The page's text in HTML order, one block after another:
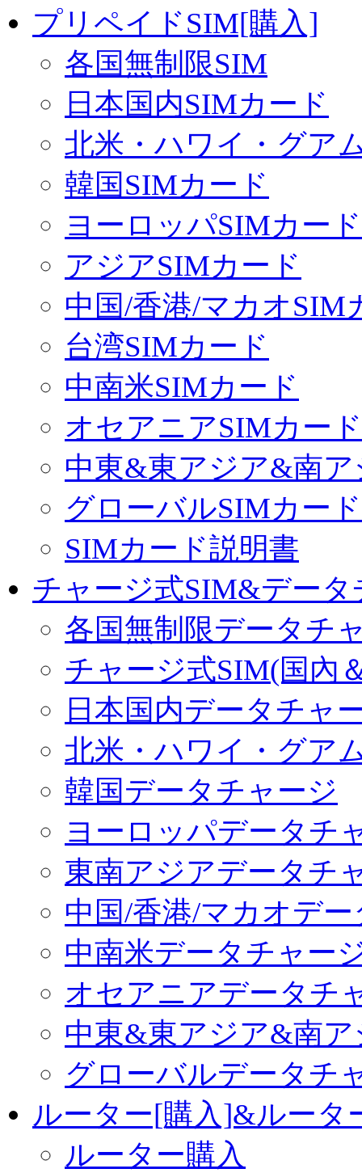
プリペイドSIM[購入]
各国無制限SIM
日本国内SIMカード
北米・ハワイ・グア
韓国SIMカード
ヨーロッパSIMカード
アジアSIMカード
中国/香港/マカオSIM
台湾SIMカード
中南米SIMカード
オセアニアSIMカード
中東&東アジア&南
グローバルSIMカード
SIMカード説明書
チャージ式SIM&デー
各国無制限データチ
チャージ式SIM(国內
日本国内データチャ
北米・ハワイ・グア
韓国データチャージ
ヨーロッパデータチ
東南アジアデータチ
中国/香港/マカオデ
中南米データチャー
オセアニアデータチ
中東&東アジア&南
グローバルデータチ
ルーター[購入]&ルータ
ルーター購入